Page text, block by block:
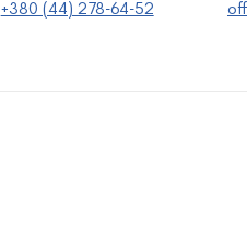
+380 (44) 278-64-52